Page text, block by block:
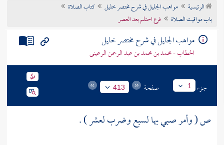
تراجم الأعلام
الرئيسية مواهب الجليل في شرح مختصر خليل
كتاب الصلاة
باب مواقيت الصلاة
فرع احتلم بعد العصر
مواهب الجليل في شرح مختصر خليل
الحطاب - محمد بن محمد بن عبد الرحمن الرعينى
جزء 1 صفحة 413
ص ( وأمر صبي بها لسبع وضرب لعشر ) .